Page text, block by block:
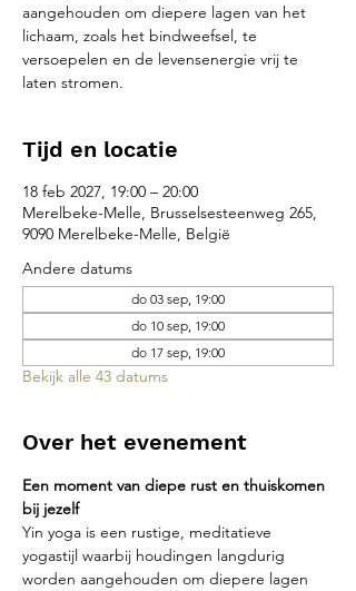
aangehouden om diepere lagen van het
lichaam, zoals het bindweefsel, te
versoepelen en de levensenergie vrij te
laten stromen.
Tijd en locatie
18 feb 2027, 19:00 – 20:00
Merelbeke-Melle, Brusselsesteenweg 265,
9090 Merelbeke-Melle, België
Andere datums
do 03 sep, 19:00
do 10 sep, 19:00
do 17 sep, 19:00
Bekijk alle 43 datums
Over het evenement
Een moment van diepe rust en thuiskomen
bij jezelf
Yin yoga is een rustige, meditatieve
yogastijl waarbij houdingen langdurig
worden aangehouden om diepere lagen